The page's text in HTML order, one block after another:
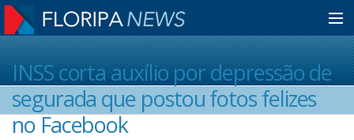
Home
Notícias
INSS corta auxílio por depressão de
segurada que postou fotos felizes
no Facebook